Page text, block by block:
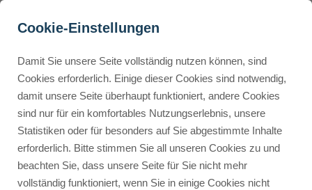
Buyer Personas erstellen
Landingpage optimieren
Wie du mit Social Selling
deinen High-Ticket-
Verkauf ankurbeln kannst
Werbehinweis: Links mit Sternchen (*) sind Affiliate-Links. Kaufst
du darüber ein, erhalte ich eine Provision – ohne Mehrkosten für
dich.
Cookie-Einstellungen
Damit Sie unsere Seite vollständig nutzen können, sind
Cookies erforderlich. Einige dieser Cookies sind notwendig,
damit unsere Seite überhaupt funktioniert, andere Cookies
sind nur für ein komfortables Nutzungserlebnis, unsere
Statistiken oder für besonders auf Sie abgestimmte Inhalte
erforderlich. Bitte stimmen Sie all unseren Cookies zu und
beachten Sie, dass unsere Seite für Sie nicht mehr
vollständig funktioniert, wenn Sie in einige Cookies nicht